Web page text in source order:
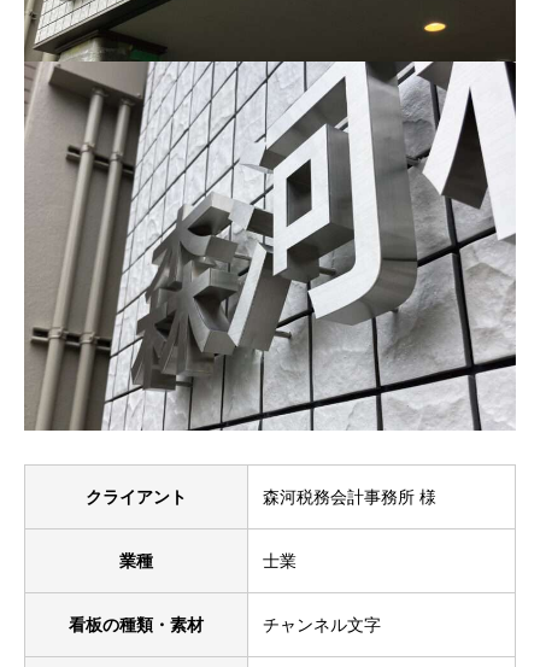
クライアント 森河税務会計事務所 様
業種 士業
看板の種類・素材 チャンネル文字